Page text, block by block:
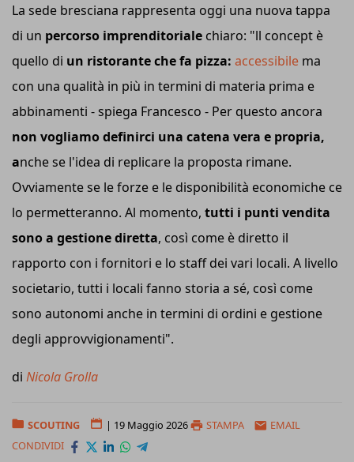
La sede bresciana rappresenta oggi una nuova tappa
di un percorso imprenditoriale chiaro: "ll concept è
quello di un ristorante che fa pizza: accessibile ma
con una qualità in più in termini di materia prima e
abbinamenti - spiega Francesco - Per questo ancora
non vogliamo definirci una catena vera e propria,
anche se l'idea di replicare la proposta rimane.
Ovviamente se le forze e le disponibilità economiche ce
lo permetteranno. Al momento, tutti i punti vendita
sono a gestione diretta, così come è diretto il
rapporto con i fornitori e lo staff dei vari locali. A livello
societario, tutti i locali fanno storia a sé, così come
sono autonomi anche in termini di ordini e gestione
degli approvvigionamenti".
di Nicola Grolla
SCOUTING | 19 Maggio 2026 STAMPA
EMAIL
CONDIVIDI